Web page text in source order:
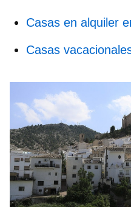
Casas en alquiler
Casas